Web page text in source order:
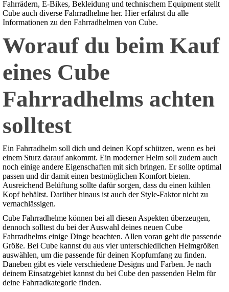
Fahrrädern, E-Bikes, Bekleidung und technischem Equipment stellt
Cube auch diverse Fahrradhelme her. Hier erfährst du alle
Informationen zu den Fahrradhelmen von Cube.
Worauf du beim Kauf
eines Cube
Fahrradhelms achten
solltest
Ein Fahrradhelm soll dich und deinen Kopf schützen, wenn es bei
einem Sturz darauf ankommt. Ein moderner Helm soll zudem auch
noch einige andere Eigenschaften mit sich bringen. Er sollte optimal
passen und dir damit einen bestmöglichen Komfort bieten.
Ausreichend Belüftung sollte dafür sorgen, dass du einen kühlen
Kopf behältst. Darüber hinaus ist auch der Style-Faktor nicht zu
vernachlässigen.
Cube Fahrradhelme können bei all diesen Aspekten überzeugen,
dennoch solltest du bei der Auswahl deines neuen Cube
Fahrradhelms einige Dinge beachten. Allen voran geht die passende
Größe. Bei Cube kannst du aus vier unterschiedlichen Helmgrößen
auswählen, um die passende für deinen Kopfumfang zu finden.
Daneben gibt es viele verschiedene Designs und Farben. Je nach
deinem Einsatzgebiet kannst du bei Cube den passenden Helm für
deine Fahrradkategorie finden.